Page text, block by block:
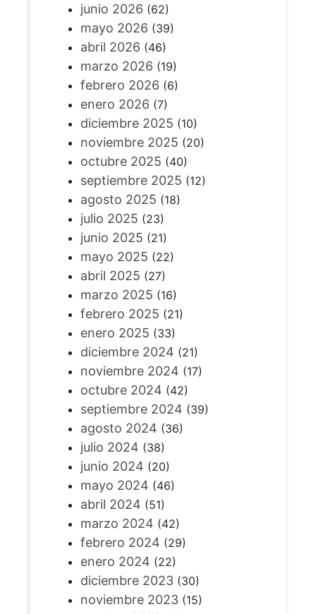
junio 2026 (62)
mayo 2026 (39)
abril 2026 (46)
marzo 2026 (19)
febrero 2026 (6)
enero 2026 (7)
diciembre 2025 (10)
noviembre 2025 (20)
octubre 2025 (40)
septiembre 2025 (12)
agosto 2025 (18)
julio 2025 (23)
junio 2025 (21)
mayo 2025 (22)
abril 2025 (27)
marzo 2025 (16)
febrero 2025 (21)
enero 2025 (33)
diciembre 2024 (21)
noviembre 2024 (17)
octubre 2024 (42)
septiembre 2024 (39)
agosto 2024 (36)
julio 2024 (38)
junio 2024 (20)
mayo 2024 (46)
abril 2024 (51)
marzo 2024 (42)
febrero 2024 (29)
enero 2024 (22)
diciembre 2023(30)
noviembre 2023(15)